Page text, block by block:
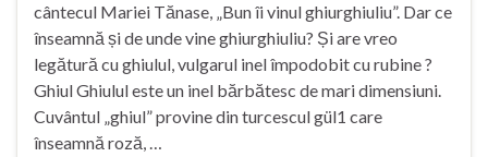
cântecul Mariei Tănase, „Bun îi vinul ghiurghiuliu”. Dar ce
înseamnă și de unde vine ghiurghiuliu? Și are vreo
legătură cu ghiulul, vulgarul inel împodobit cu rubine ?
Ghiul Ghiulul este un inel bărbătesc de mari dimensiuni.
Cuvântul „ghiul” provine din turcescul gül1 care
înseamnă roză, …